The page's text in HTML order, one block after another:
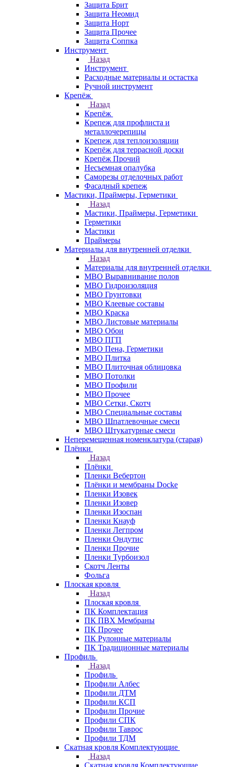
Защита Брит
Защита Неомид
Защита Норт
Защита Прочее
Защита Соппка
Инструмент
Назад
Инструмент
Расходные материалы и остастка
Ручной инструмент
Крепёж
Назад
Крепёж
Крепеж для профлиста и
металлочерепицы
Крепеж для теплоизоляции
Крепёж для террасной доски
Крепёж Прочий
Несъемная опалубка
Саморезы отделочных работ
Фасадный крепеж
Мастики, Праймеры, Герметики
Назад
Мастики, Праймеры, Герметики
Герметики
Мастики
Праймеры
Материалы для внутренней отделки
Назад
Материалы для внутренней отделки
МВО Выравнивание полов
МВО Гидроизоляция
МВО Грунтовки
МВО Клеевые составы
МВО Краска
МВО Листовые материалы
МВО Обои
МВО ПГП
МВО Пена, Герметики
МВО Плитка
МВО Плиточная облицовка
МВО Потолки
МВО Профили
МВО Прочее
МВО Сетки, Скотч
МВО Специальные составы
МВО Шпатлевочные смеси
МВО Штукатурные смеси
Неперемещенная номенклатура (старая)
Плёнки
Назад
Плёнки
Пленки Вебертон
Плёнки и мембраны Docke
Пленки Изовек
Пленки Изовер
Пленки Изоспан
Пленки Кнауф
Пленки Легпром
Пленки Ондутис
Пленки Прочие
Пленки Турбоизол
Скотч Ленты
Фольга
Плоская кровля
Назад
Плоская кровля
ПК Комплектация
ПК ПВХ Мембраны
ПК Прочее
ПК Рулонные материалы
ПК Традиционные материалы
Профиль
Назад
Профиль
Профили Албес
Профили ДТМ
Профили КСП
Профили Прочие
Профили СПК
Профили Таврос
Профили ТДМ
Скатная кровля Комплектующие
Назад
Скатная кровля Комплектующие